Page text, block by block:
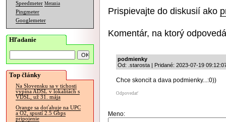
Speedmeter Merania
Pingmeter
Googlemeter
Hľadanie
Top články
Na Slovensku sa v tichosti
vypína ADSL v lokalitách s
VDSL, už 31. mája
Orange sa doťahuje na UPC
a O2, spustí 2.5 Gbps
pripojenie
Prispievajte do diskusií ako
Komentár, na ktorý
podmienky
Od: .starosta | Pridané: 2023-07-19
Chce skoncit a dava podmienky...:0))
Odpovedať
Meno: